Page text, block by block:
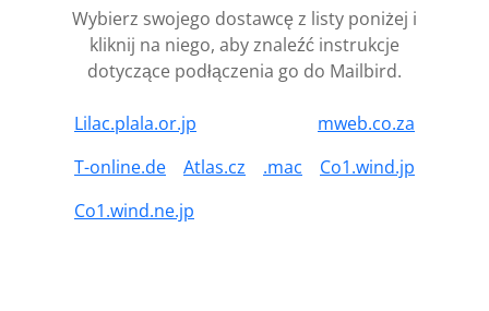
Wybierz swojego dostawcę z listy poniżej i
kliknij na niego, aby znaleźć instrukcje
dotyczące podłączenia go do Mailbird.
Lilac.plala.or.jp
mweb.co.za
T-online.de
Atlas.cz .mac
Co1.wind.jp
Co1.wind.ne.jp